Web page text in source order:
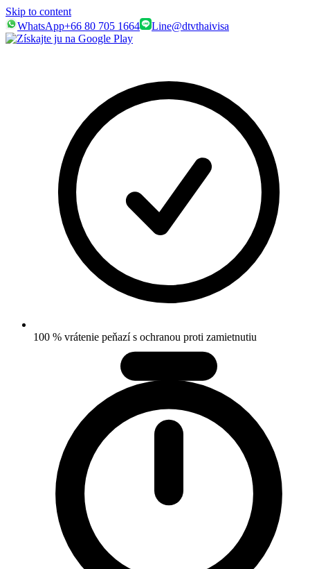
Skip to content
WhatsApp+66 80 705 1664 Line@dtvthaivisa
100 % vrátenie peňazí s ochranou proti zamietnutiu